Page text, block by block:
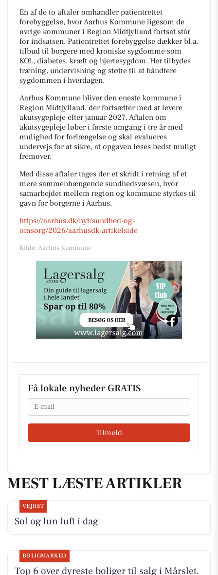
En af de to aftaler omhandler patientrettet
forebyggelse, hvor Aarhus Kommune ligesom de
øvrige kommuner i Region Midtjylland fortsat står
for indsatsen. Patientrettet forebyggelse dækker bl.a.
tilbud til borgere med kroniske sygdomme som
KOL, diabetes, kræft og hjertesygdom. Her tilbydes
træning, undervisning og støtte til at håndtere
sygdommen i hverdagen.
Aarhus Kommune bliver den eneste kommune i
Region Midtjylland, der fortsætter med at levere
akutsygepleje efter januar 2027. Aftalen om
akutsygepleje løber i første omgang i tre år med
mulighed for forlængelse og skal evalueres
undervejs for at sikre, at opgaven løses bedst muligt
fremover.
Med disse aftaler tages der et skridt i retning af et
mere sammenhængende sundhedsvæsen, hvor
samarbejdet mellem region og kommune styrkes til
gavn for borgerne i Aarhus.
https://aarhus.dk/nyt/sundhed-og-
omsorg/2026/aarhusdk-artikelside
Kilde: Aarhus Kommune
Få lokale nyheder GRATIS
Email
Tilmeld
MEST LÆSTE ARTIKLER
VEJRET
Sol og lun luft i dag
BOLIGMARKED
Top 6 over dyreste boliger til salg i Mårslet.